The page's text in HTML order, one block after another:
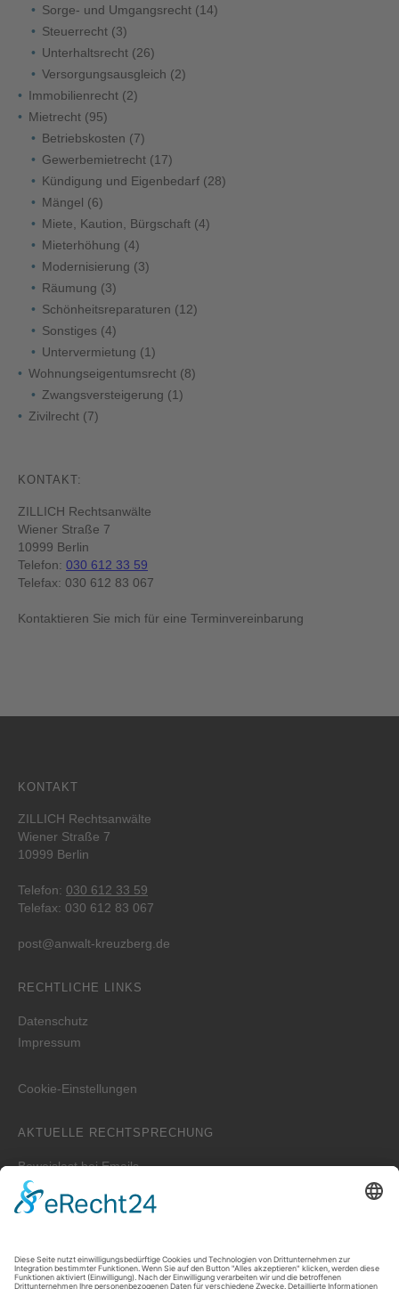
Sorge- und Umgangsrecht (14)
Steuerrecht (3)
Unterhaltsrecht (26)
Versorgungsausgleich (2)
Immobilienrecht (2)
Mietrecht (95)
Betriebskosten (7)
Gewerbemietrecht (17)
Kündigung und Eigenbedarf (28)
Mängel (6)
Miete, Kaution, Bürgschaft (4)
Mieterhöhung (4)
Modernisierung (3)
Räumung (3)
Schönheitsreparaturen (12)
Sonstiges (4)
Untervermietung (1)
Wohnungseigentumsrecht (8)
Zwangsversteigerung (1)
Zivilrecht (7)
KONTAKT:
ZILLICH Rechtsanwälte
Wiener Straße 7
10999 Berlin
Telefon: 030 612 33 59
Telefax: 030 612 83 067
Kontaktieren Sie mich für eine Terminvereinbarung
KONTAKT
ZILLICH Rechtsanwälte
Wiener Straße 7
10999 Berlin
Telefon: 030 612 33 59
Telefax: 030 612 83 067
post@anwalt-kreuzberg.de
RECHTLICHE LINKS
Datenschutz
Impressum
Cookie-Einstellungen
AKTUELLE RECHTSPRECHUNG
Beweislast bei Emails
Wer ist zuständig für die Erstellung der WEG-Jahresabrechnung
bei einem Verwalterwechsel zum Jahreswechsel?
Welche Auskünfte kann der Vermieter verlangen, wenn der